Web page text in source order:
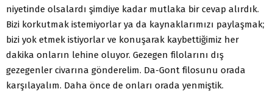
niyetinde olsalardı şimdiye kadar mutlaka bir cevap alırdık.
Bizi korkutmak istemiyorlar ya da kaynaklarımızı paylaşmak;
bizi yok etmek istiyorlar ve konuşarak kaybettiğimiz her
dakika onların lehine oluyor. Gezegen filolarını dış
gezegenler civarına gönderelim. Da-Gont filosunu orada
karşılayalım. Daha önce de onları orada yenmiştik.